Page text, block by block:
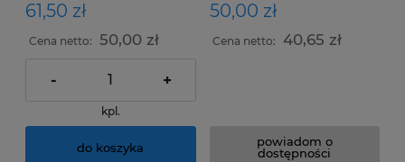
61,50 zł
Cena netto: 50,00 zł
- +
kpl.
do koszyka
50,00 zł
Cena netto: 40,65 zł
powiadom o
dostępności